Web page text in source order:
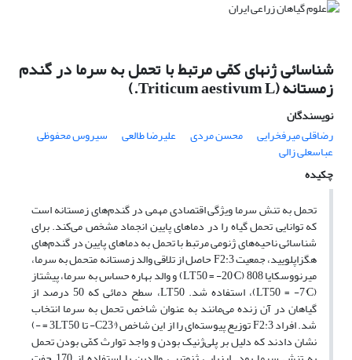
شناسائی ژن‏های کمّی مرتبط با تحمل به سرما در گندم
زمستانه (Triticum aestivum L.)
نویسندگان
رضاقلی میرفخرایی
محسن مردی علیرضا طالعی سیروس محفوظی
عباسعلی زالی
چکیده
تحمل به تنش سرما ویژگی اقتصادی مهمی در گندم‌های زمستانه است
که توانایی تحمل گیاه را در دماهای پایین انجماد مشخص می‌کند. برای
شناسائی ناحیه‌های ژنومی مرتبط با تحمل به دماهای پایین در گندم‌های
هگزاپلویید، جمعیت F2:3 حاصل از تلاقی والد زمستانه متحمل به سرما،
میرنووسکایا 808 (LT50 = -20°C) و والد بهاره حساس به سرما، پیشتاز
(LT50 = -7°C)، استفاده شد. ‌LT50، سطح دمائی که 50 درصد از
گیاهان در آن زنده می‌مانند به عنوان شاخص تحمل به سرما انتخاب
شد. افراد F2:3 توزیع پیوسته‌ای را از این شاخص (°C‌‌23- تا 3LT50 = -)
نشان دادند که دلیل بر پلی‌ژنیک بودن و واجد توارث کمّی بودن تحمل